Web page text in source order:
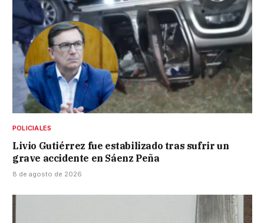
POLICIALES
Livio Gutiérrez fue estabilizado tras sufrir un
grave accidente en Sáenz Peña
8 de agosto de 2026